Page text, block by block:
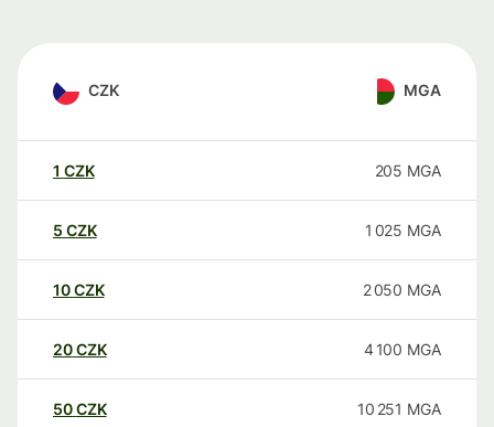
CZK MGA
1 CZK 205 MGA
5 CZK 1 025 MGA
10CZK 2 050 MGA
20CZK 4 100 MGA
50CZK 10 251 MGA